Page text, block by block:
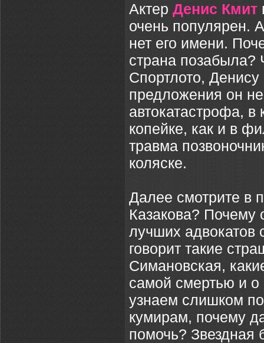
Актер Денис Кмит
очень популярен.
нет его имени.
страна позабыла?
Спортлото, Денису
предложения он
автокатастрофа, в
копейке, как и в
травма
коляске.
Далее смотрите в
Казакова? Почему
лучших адвокатов
говорит такие
Симановская,
самой смертью и
узнаем слишком
кумирам, почему
помочь? Звездная